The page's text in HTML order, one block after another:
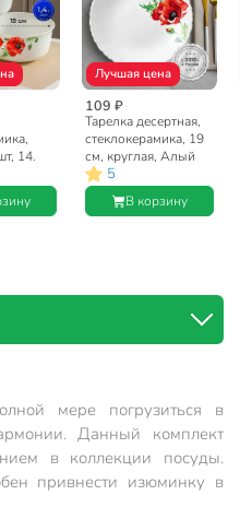
14.
0.8,
Лучшая цена
109 ₽
Тарелка десертная,
стеклокерамика, 19
см, круглая, Алый
мак, Daniks, LHP
75/K1929
5
В корзину
мере погрузиться в
Данный комплект
в коллекции посуды.
привнести изюминку в